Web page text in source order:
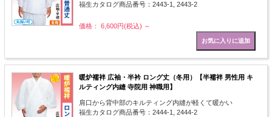
福生カタログ商品番号：2443-1, 2443-2
価格： 6,600円(税込) ～
暖炉襦袢 広袖・半衿 ロング丈（冬用）【半襦袢 男性用 キ
ルティング内縫 寺院用 神職用】
肩口から背中部のキルティング内縫が軽くて暖かい
福生カタログ商品番号：2444-1, 2444-2